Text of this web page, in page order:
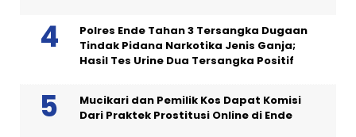
Polres Ende Tahan 3 Tersangka Dugaan
Tindak Pidana Narkotika Jenis Ganja;
Hasil Tes Urine Dua Tersangka Positif
Mucikari dan Pemilik Kos Dapat Komisi
Dari Praktek Prostitusi Online di Ende